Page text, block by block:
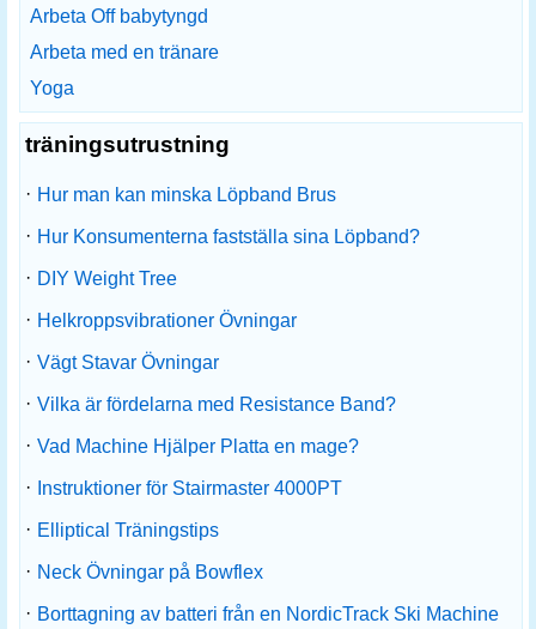
Arbeta Off babytyngd
Arbeta med en tränare
Yoga
träningsutrustning
· Hur man kan minska Löpband Brus
· Hur Konsumenterna fastställa sina Löpband?
· DIY Weight Tree
· Helkroppsvibrationer Övningar
· Vägt Stavar Övningar
· Vilka är fördelarna med Resistance Band?
· Vad Machine Hjälper Platta en mage?
·
Instruktioner för Stairmaster 4000PT
· Elliptical Träningstips
· Neck Övningar på Bowflex
· Borttagning av batteri från en NordicTrack Ski Machine